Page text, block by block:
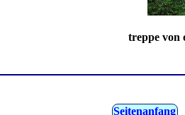
treppe von
Seitenanfang